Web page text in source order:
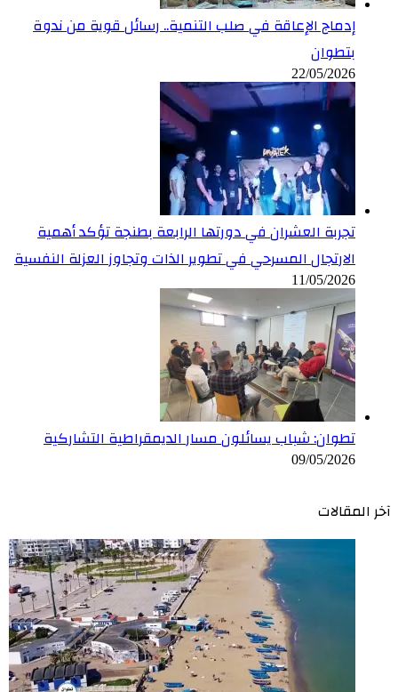
إدماج الإعاقة في صلب التنمية.. رسائل قوية من ندوة
بتطوان
22/05/2026
تجربة العشران في دورتها الرابعة بطنجة تؤكد أهمية
الارتجال المسرحي في تطوير الذات وتجاوز العزلة النفسية
11/05/2026
تطوان: شباب يسائلون مسار الديمقراطية التشاركية
09/05/2026
آخر المقالات